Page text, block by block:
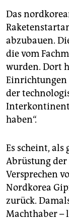
abo
genossenschaft
epaper login
Das
abzubauen.
die vom
wurden. Dort
Einrichtungen
der
haben“.
Es scheint,
Abrüstung der
Versprechen
Nordkorea
zurück.
Machthaber –